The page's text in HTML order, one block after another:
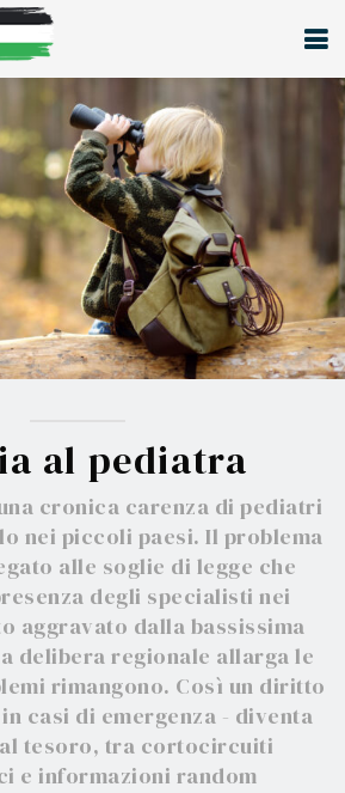
al pediatra
cronica carenza di pediatri
nei piccoli paesi. Il problema
alle soglie di legge che
degli specialisti nei
aggravato dalla bassissima
delibera regionale allarga le
rimangono. Così un diritto
casi di emergenza - diventa
tesoro, tra cortocircuiti
e informazioni random